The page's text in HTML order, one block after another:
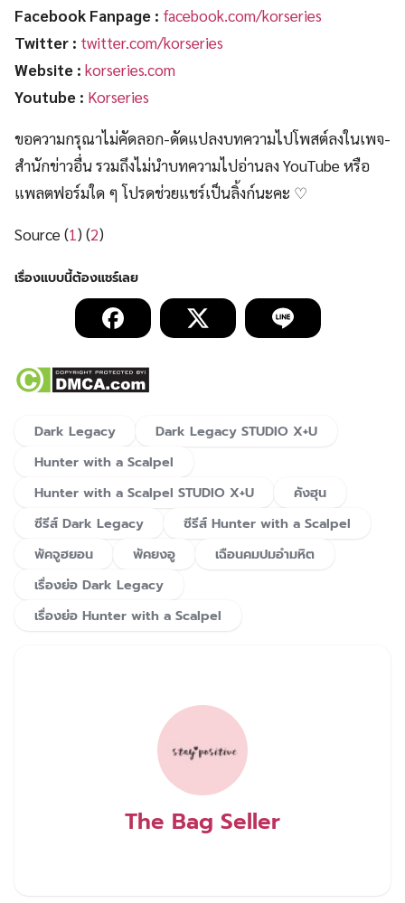
Facebook Fanpage : facebook.com/korseries
Twitter : twitter.com/korseries
Website : korseries.com
Youtube : Korseries
ขอความกรุณาไม่คัดลอก-ดัดแปลงบทความไปโพสต์ลงในเพจ-
สำนักข่าวอื่น รวมถึงไม่นำบทความไปอ่านลง YouTube หรือ
แพลตฟอร์มใด ๆ โปรดช่วยแชร์เป็นลิ้งก์นะคะ ♡
Source (1) (2)
Dark Legacy
Dark Legacy STUDIO X+U
Hunter with a Scalpel
Hunter with a Scalpel STUDIO X+U
คังฮุน
ซีรีส์ Dark Legacy
ซีรีส์ Hunter with a Scalpel
พัคจูฮยอน
พัคยงอู
เฉือนคมปมอำมหิต
เรื่องย่อ Dark Legacy
เรื่องย่อ Hunter with a Scalpel
The Bag Seller